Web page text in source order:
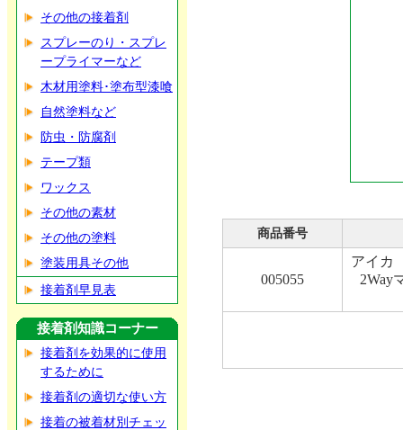
その他の接着剤
スプレーのり・スプレ
ープライマーなど
木材用塗料･塗布型漆喰
自然塗料など
防虫・防腐剤
テープ類
ワックス
その他の素材
その他の塗料
塗装用具その他
接着剤早見表
接着剤知識コーナー
接着剤を効果的に使用
するために
接着剤の適切な使い方
接着の被着材別チェッ
商品番号
005055
アイカ
2Way